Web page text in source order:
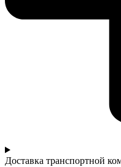
Доставка транспортной